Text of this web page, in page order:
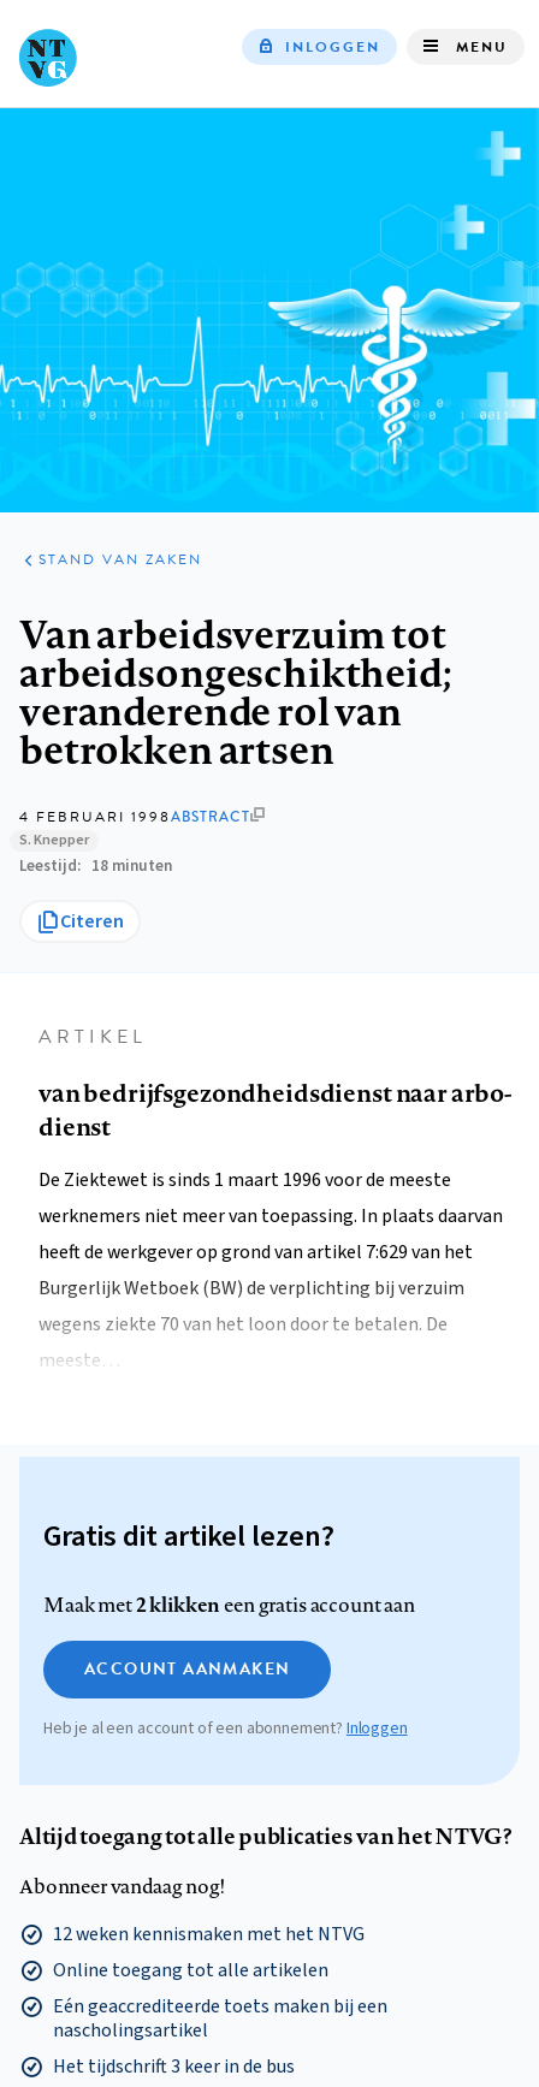
navigation
INLOGGEN MENU
ARTIKELEN
PRAKTIJK
STAND VAN ZAKEN
Van arbeidsverzuim tot
arbeidsongeschiktheid;
veranderende rol van
betrokken artsen
4 FEBRUARI 1998ABSTRACT
S. Knepper
Leestijd 18 minuten
Citeren
ARTIKEL
van bedrijfsgezondheidsdienst naar arbo-
dienst
De Ziektewet is sinds 1 maart 1996 voor de meeste
werknemers niet meer van toepassing. In plaats daarvan
heeft de werkgever op grond van artikel 7:629 van het
Burgerlijk Wetboek (BW) de verplichting bij verzuim
wegens ziekte 70 van het loon door te betalen. De
meeste…
Gratis dit artikel lezen?
Maak met2 klikkeneen gratis account aan
ACCOUNT AANMAKEN
Heb je al een account of een abonnement? Inloggen
Altijd toegang tot alle publicaties van het NTVG?
Abonneer vandaag nog!
12 weken kennismaken met het NTVG
Online toegang tot alle artikelen
Eén geaccrediteerde toets maken bij een
nascholingsartikel
Het tijdschrift 3 keer in de bus